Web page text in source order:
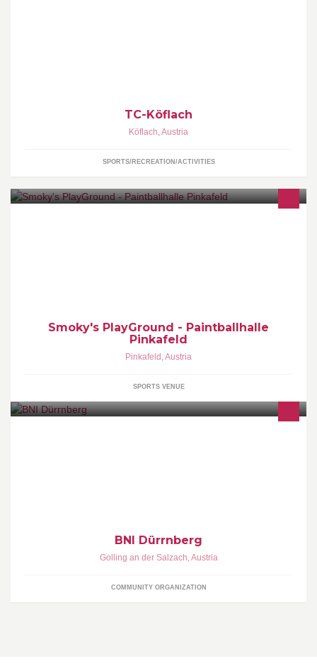
TC-Köflach
Köflach,Austria
SPORTS/RECREATION/ACTIVITIES
Smoky's PlayGround - Paintballhalle
Pinkafeld
Pinkafeld ,Austria
SPORTS VENUE
BNI Dürrnberg
Golling an der Salzach,Austria
COMMUNITY ORGANIZATION